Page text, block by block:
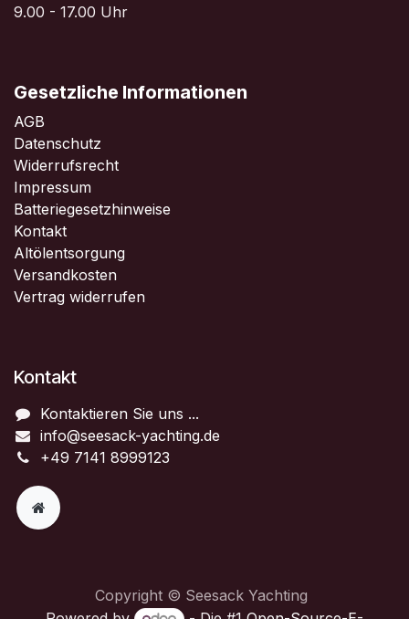
9.00 - 17.00 Uhr
Gesetzliche Informationen
AGB
Datenschutz
Widerrufsrecht
Impressum
Batteriegesetzhinweise
Kontakt
Altölentsorgung
Versandkosten
Vertrag widerrufen
Kontakt
Kontaktieren Sie uns ...
info@seesack-yachting.de
+49 7141 8999123
Copyright © Seesack Yachting